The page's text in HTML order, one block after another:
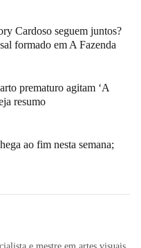
Cardoso seguem juntos?
formado em A Fazenda
prematuro agitam ‘A
resumo
ao fim nesta semana;